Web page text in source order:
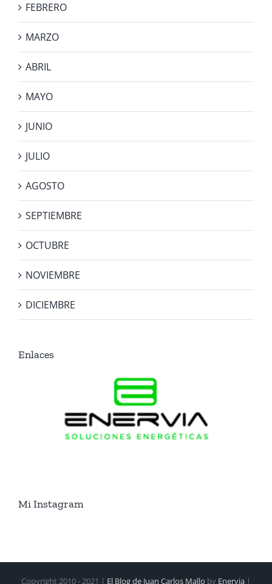
FEBRERO
MARZO
ABRIL
MAYO
JUNIO
JULIO
AGOSTO
SEPTIEMBRE
OCTUBRE
NOVIEMBRE
DICIEMBRE
Enlaces
Mi Instagram
Copyright 2010 - 2021 | El Blog de Juan Carlos Mallo by Enervia |